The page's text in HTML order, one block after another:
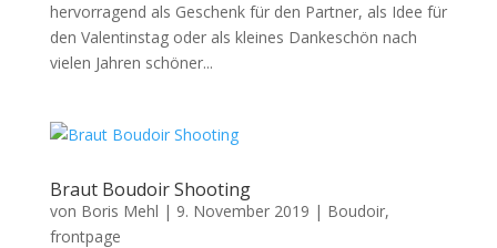
hervorragend als Geschenk für den Partner, als Idee für
den Valentinstag oder als kleines Dankeschön nach
vielen Jahren schöner...
Braut Boudoir Shooting
von Boris Mehl | 9. November 2019 | Boudoir,
frontpage